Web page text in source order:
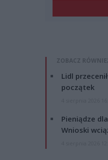
ZOBACZ
Lidl
początek
Pieniądze
Wnioski